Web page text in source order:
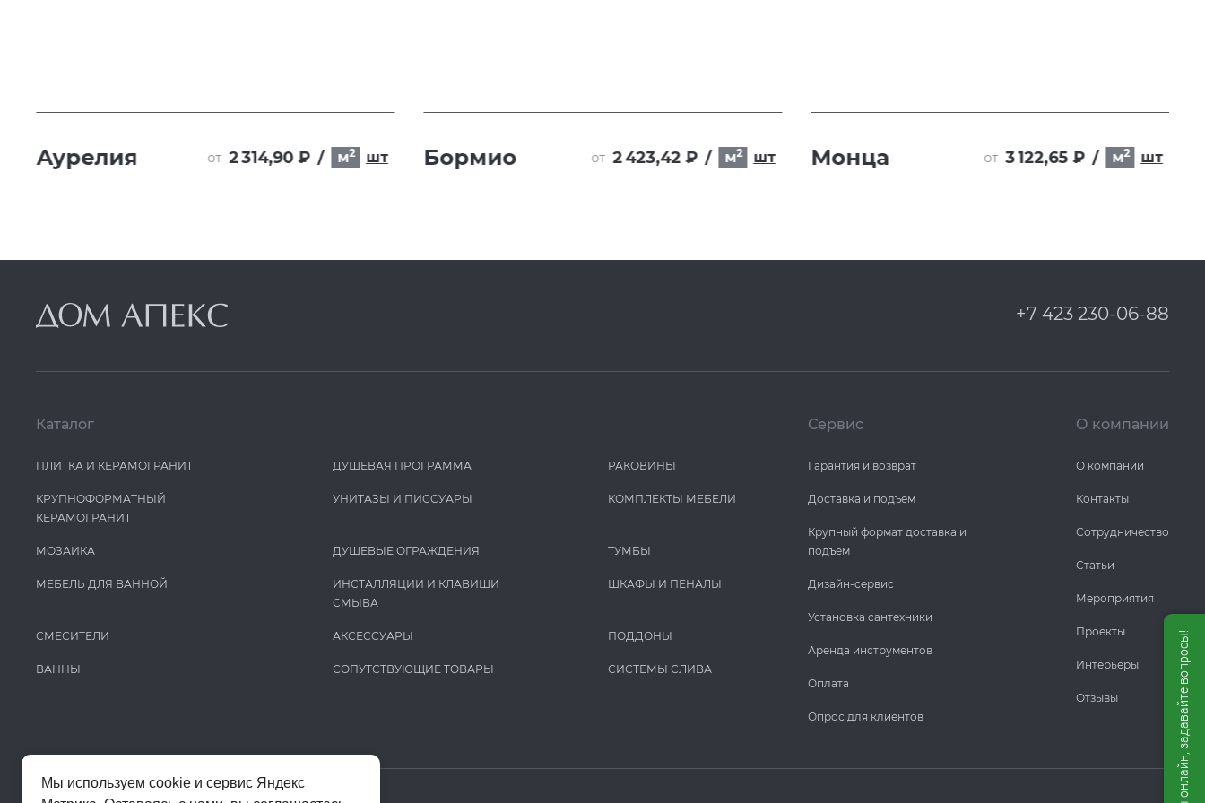
Аурелия от 2 314,90 ₽ / м2 шт Бормио от 2 423,42 ₽ / м2 шт Монца от 3 122,65 ₽ / м2 шт
+7 423 230-06-88
Каталог
ПЛИТКА И КЕРАМОГРАНИТ
КРУПНОФОРМАТНЫЙ
КЕРАМОГРАНИТ
МОЗАИКА
МЕБЕЛЬ ДЛЯ ВАННОЙ
СМЕСИТЕЛИ
ВАННЫ
ДУШЕВАЯ ПРОГРАММА
УНИТАЗЫ И ПИCCУАРЫ
ДУШЕВЫЕ ОГРАЖДЕНИЯ
ИНСТАЛЛЯЦИИ И КЛАВИШИ
СМЫВА
АКСЕССУАРЫ
СОПУТСТВУЮЩИЕ ТОВАРЫ
РАКОВИНЫ
КОМПЛЕКТЫ МЕБЕЛИ
ТУМБЫ
ШКАФЫ И ПЕНАЛЫ
ПОДДОНЫ
СИСТЕМЫ СЛИВА
Сервис
Гарантия и возврат
Доставка и подъем
Крупный формат доставка и
подъем
Дизайн-сервис
Установка сантехники
Аренда инструментов
Оплата
Опрос для клиентов
О компании
О компании
Контакты
Сотрудничество
Статьи
Мероприятия
Проекты
Интерьеры
Отзывы
Мы используем cookie и сервис Яндекс
Мы онлайн, задавайте вопросы!